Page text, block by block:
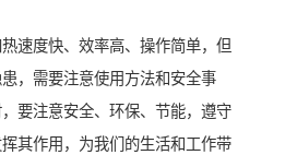
速度快、效率高、操作简单，但
，需要注意使用方法和安全事
要注意安全、环保、节能，遵守
其作用，为我们的生活和工作带